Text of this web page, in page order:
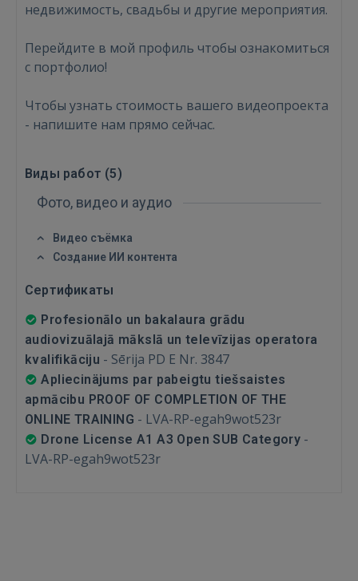
Забыли пароль? Запомнить?
FACEBOOK
GOOGLE
 Sign in with Apple
недвижимость, свадьбы и другие мероприятия.
Перейдите в мой профиль чтобы ознакомиться
с портфолио!
Чтобы узнать стоимость вашего видеопроекта
- напишите нам прямо сейчас.
Виды работ (5)
Фото, видео и аудио
Видео съёмка
Создание ИИ контента
Сертификаты
Profesionālo un bakalaura grādu
audiovizuālajā mākslā un televīzijas operatora
kvalifikāciju - Sērija PD E Nr. 3847
Apliecinäjums par pabeigtu tiešsaistes
apmācibu PROOF OF COMPLETION OF THE
ONLINE TRAINING - LVA-RP-egah9wot523r
Drone License A1 A3 Open SUB Category -
LVA-RP-egah9wot523r